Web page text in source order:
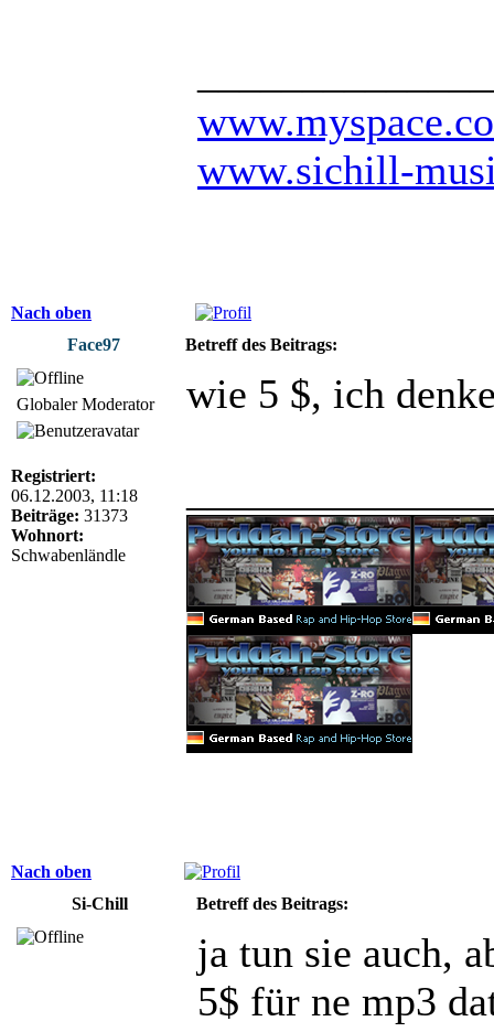
www.sichill-
Nach oben
Face97
Betreff des Beitrags:
Globaler Moderator
Registriert:
06.12.2003, 11:18
Beiträge: 31373
Wohnort:
Schwabenländle
wie 5 $, ich
Nach oben
Si-Chill
Betreff des Beitrags:
ja tun sie auch,
5$ für ne mp3